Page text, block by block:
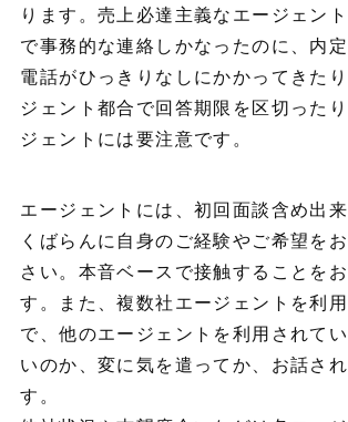
ります。売上必達主義なエージェン
で事務的な連絡しかなったのに、内
電話がひっきりなしにかかってきた
ジェント都合で回答期限を区切った
ジェントには要注意です。
エージェントには、初回面談含め出
くばらんに自身のご経験やご希望を
さい。本音ベースで接触することを
す。また、複数社エージェントを利
で、他のエージェントを利用されて
いのか、変に気を遣ってか、お話さ
す。